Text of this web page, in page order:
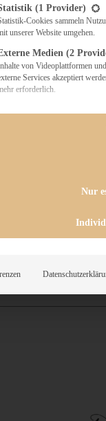
(1 Provider)
Cookies sammeln
unserer Website umgehen.
Medien (2
von Videoplattformen
Services akzeptiert
erforderlich.
Nur